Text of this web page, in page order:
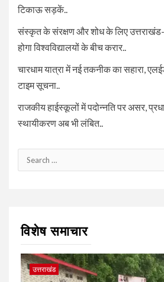
टिकाऊ सड़कें..
संस्कृत के संरक्षण और शोध के लिए
होगा विश्वविद्यालयों के बीच करार..
चारधाम यात्रा में नई तकनीक का सहारा,
टाइम सूचना..
राजकीय हाईस्कूलों में पदोन्नति पर असर,
स्थायीकरण अब भी लंबित..
Search
for:
विशेष समाचार
उत्तराखंड